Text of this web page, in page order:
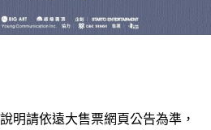
明請依遠大售票網頁公告為準，